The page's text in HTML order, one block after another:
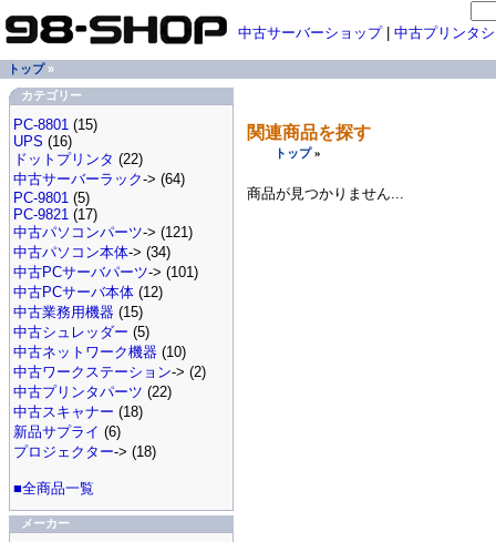
関連商品を探す
トップ»
商品が見つかりません...
中古サーバーショップ| 中古プリンタ
トップ»
カテゴリー
PC-8801 (15)
UPS (16)
ドットプリンタ (22)
中古サーバーラック-> (64)
PC-9801 (5)
PC-9821 (17)
中古パソコンパーツ-> (121)
中古パソコン本体-> (34)
中古PCサーバパーツ-> (101)
中古PCサーバ本体 (12)
中古業務用機器 (15)
中古シュレッダー (5)
中古ネットワーク機器 (10)
中古ワークステーション-> (2)
中古プリンタパーツ (22)
中古スキャナー (18)
新品サプライ (6)
プロジェクター-> (18)
■全商品一覧
メーカー